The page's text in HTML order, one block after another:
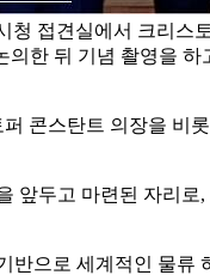
청 접견실에서 크리스
한 뒤 기념 촬영을 하
콘스탄트 의장을 비
앞두고 마련된 자
으로 세계적인 물